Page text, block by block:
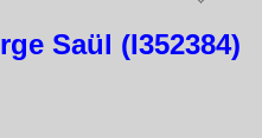
Saül (I352384)